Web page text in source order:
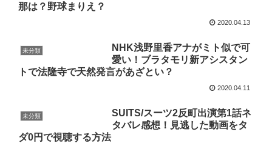
那は？野球まりえ？
2020.04.13
未分類
NHK浅野里香アナがミト似で可
愛い！ブラタモリ新アシスタン
トで法隆寺で天然発言があざとい？
2020.04.11
未分類
SUITS/スーツ2反町出演第1話ネ
タバレ感想！見逃した動画をタ
ダ0円で視聴する方法